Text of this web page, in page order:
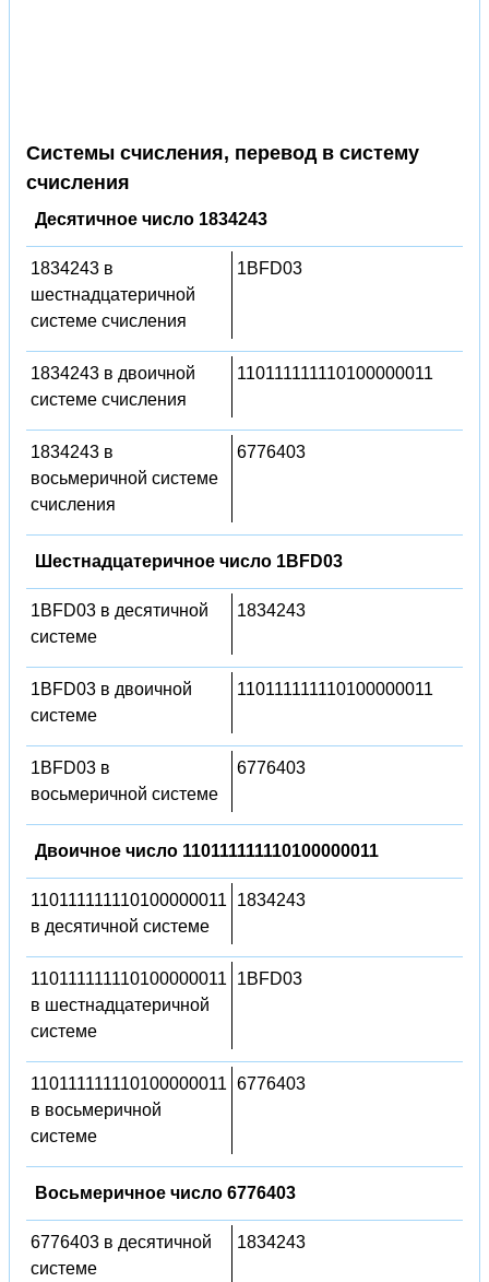
Системы счисления, перевод в систему
счисления
Десятичное число 1834243
1834243 в
шестнадцатеричной
системе счисления
1BFD03
1834243 в двоичной
системе счисления
110111111110100000011
1834243 в
восьмеричной системе
счисления
6776403
Шестнадцатеричное число 1BFD03
1BFD03 в десятичной
системе
1834243
1BFD03 в двоичной
системе
110111111110100000011
1BFD03 в
восьмеричной системе
6776403
Двоичное число 110111111110100000011
110111111110100000011
в десятичной системе
1834243
110111111110100000011
в шестнадцатеричной
системе
1BFD03
110111111110100000011
в восьмеричной
системе
6776403
Восьмеричное число 6776403
6776403 в десятичной
системе
1834243